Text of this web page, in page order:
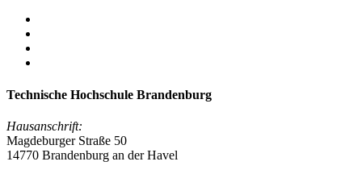
Technische Hochschule Brandenburg
Hausanschrift:
Magdeburger Straße 50
14770 Brandenburg an der Havel